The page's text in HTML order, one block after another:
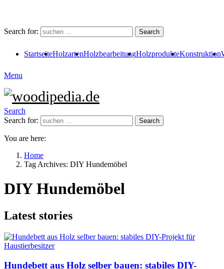
Search for: Search
StartseiteHolzartenHolzbearbeitungHolzprodukteKonstruktion
Menu
Search
Search for:
Search
You are here:
Home
Tag Archives: DIY Hundemöbel
DIY Hundemöbel
Latest stories
Hundebett aus Holz selber bauen: stabiles DIY-